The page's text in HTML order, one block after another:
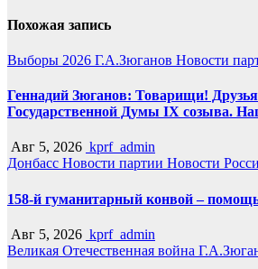
Похожая запись
Выборы 2026 Г.А.Зюганов Новости
Геннадий Зюганов: Товарищи!
Государственной Думы IX созыва.
Авг 5, 2026 kprf_admin
Донбасс Новости партии Новости
158-й гуманитарный конвой –
Авг 5, 2026 kprf_admin
Великая Отечественная война